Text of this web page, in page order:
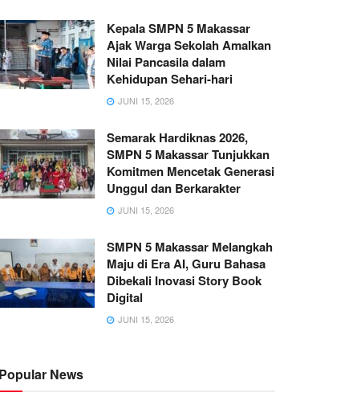
Kepala SMPN 5 Makassar
Ajak Warga Sekolah Amalkan
Nilai Pancasila dalam
Kehidupan Sehari-hari
JUNI 15, 2026
Semarak Hardiknas 2026,
SMPN 5 Makassar Tunjukkan
Komitmen Mencetak Generasi
Unggul dan Berkarakter
JUNI 15, 2026
SMPN 5 Makassar Melangkah
Maju di Era AI, Guru Bahasa
Dibekali Inovasi Story Book
Digital
JUNI 15, 2026
Popular News